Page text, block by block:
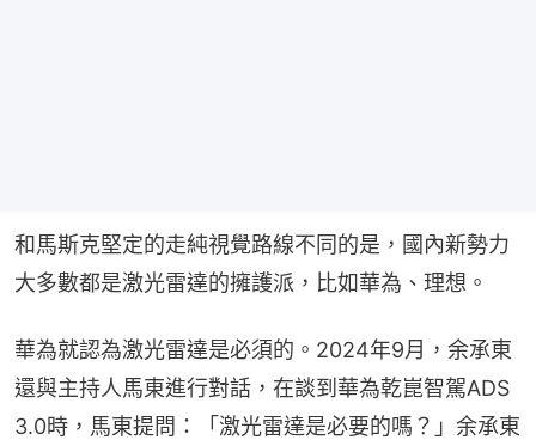
和馬斯克堅定的走純視覺路線不同的是，國內新勢力
大多數都是激光雷達的擁護派，比如華為、理想。
華為就認為激光雷達是必須的。2024年9月，余承東
還與主持人馬東進行對話，在談到華為乾崑智駕ADS
3.0時，馬東提問：「激光雷達是必要的嗎？」余承東